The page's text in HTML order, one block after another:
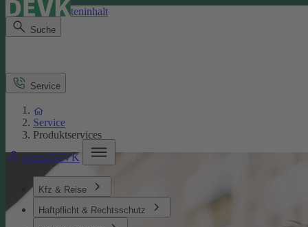
Direkt zum Seiteninhalt
Suche
meineDEVK
Kfz & Reise
Haftpflicht & Rechtsschutz
Service
Service
Produktservices